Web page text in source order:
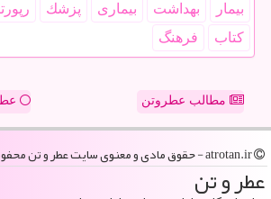
بیمار بهداشت بیماری پزشك
كتاب
فرهنگ
مطالب عطروتن
عطر و تن